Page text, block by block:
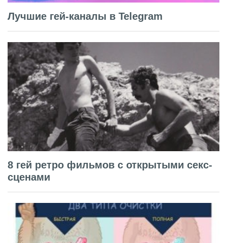
Лучшие гей-каналы в Telegram
8 гей ретро фильмов с открытыми секс-
сценами